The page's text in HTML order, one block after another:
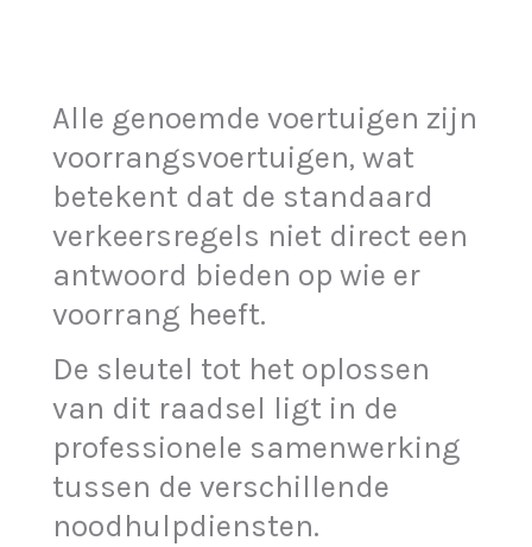
Alle genoemde voertuigen zijn
voorrangsvoertuigen, wat
betekent dat de standaard
verkeersregels niet direct een
antwoord bieden op wie er
voorrang heeft.
De sleutel tot het oplossen
van dit raadsel ligt in de
professionele samenwerking
tussen de verschillende
noodhulpdiensten.